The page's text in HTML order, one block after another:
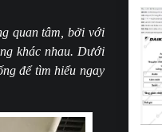
quan tâm, bởi với
khác nhau. Dưới
để tìm hiểu ngay